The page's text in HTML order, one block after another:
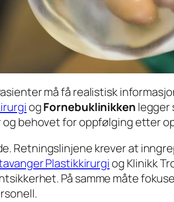
må få realistisk
ogFornebuklinikken legger
behovet for oppfølging etter
Retningslinjene krever at
Plastikkirurgi og Klinikk
På samme måte